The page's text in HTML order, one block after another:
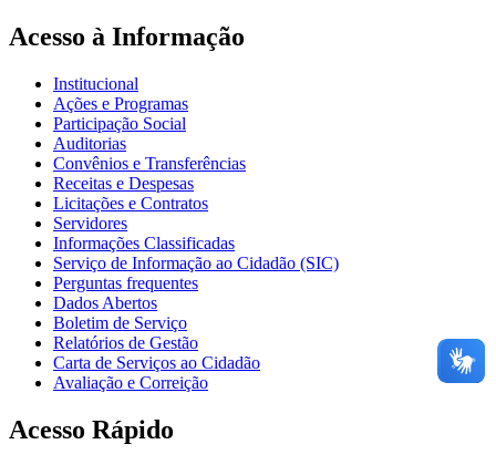
Acesso à Informação
Institucional
Ações e Programas
Participação Social
Auditorias
Convênios e Transferências
Receitas e Despesas
Licitações e Contratos
Servidores
Informações Classificadas
Serviço de Informação ao Cidadão (SIC)
Perguntas frequentes
Dados Abertos
Boletim de Serviço
Relatórios de Gestão
Carta de Serviços ao Cidadão
Avaliação e Correição
Acesso Rápido